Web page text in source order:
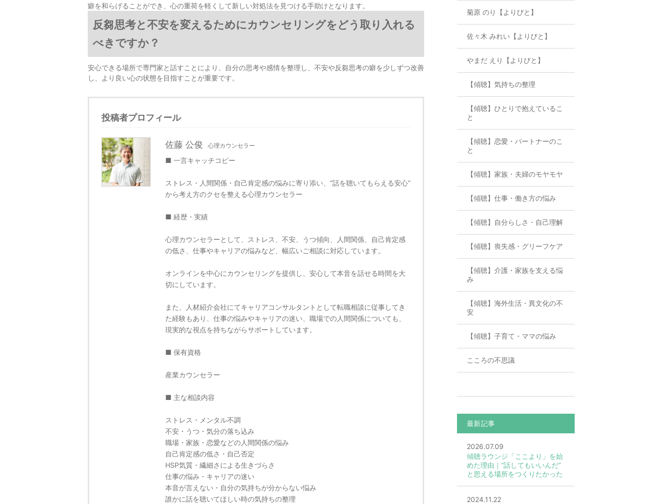
癖を和らげることができ、心の重荷を軽くして新しい対処法を見つける手助けとなります。
反芻思考と不安を変えるためにカウンセリングをどう取り入れる
べきですか？
安心できる場所で専門家と話すことにより、自分の思考や感情を整理し、不安や反芻思考の癖を少しずつ改善
し、より良い心の状態を目指すことが重要です。
投稿者プロフィール
佐藤 公俊 心理カウンセラー
■ 一言キャッチコピー
ストレス・人間関係・自己肯定感の悩みに寄り添い、“話を聴いてもらえる安心”
から考え方のクセを整える心理カウンセラー
■ 経歴・実績
心理カウンセラーとして、ストレス、不安、うつ傾向、人間関係、自己肯定感
の低さ、仕事やキャリアの悩みなど、幅広いご相談に対応しています。
オンラインを中心にカウンセリングを提供し、安心して本音を話せる時間を大
切にしています。
また、人材紹介会社にてキャリアコンサルタントとして転職相談に従事してき
た経験もあり、仕事の悩みやキャリアの迷い、職場での人間関係についても、
現実的な視点を持ちながらサポートしています。
■ 保有資格
産業カウンセラー
■ 主な相談内容
ストレス・メンタル不調
不安・うつ・気分の落ち込み
職場・家族・恋愛などの人間関係の悩み
自己肯定感の低さ・自己否定
HSP気質・繊細さによる生きづらさ
仕事の悩み・キャリアの迷い
本音が言えない・自分の気持ちが分からない悩み
誰かに話を聴いてほしい時の気持ちの整理
菊原 のり【よりびと】
佐々木 みれい【よりびと】
やまだ えり【よりびと】
【傾聴】気持ちの整理
【傾聴】ひとりで抱えているこ
と
【傾聴】恋愛・パートナーのこ
と
【傾聴】家族・夫婦のモヤモヤ
【傾聴】仕事・働き方の悩み
【傾聴】自分らしさ・自己理解
【傾聴】喪失感・グリーフケア
【傾聴】介護・家族を支える悩
み
【傾聴】海外生活・異文化の不
安
【傾聴】子育て・ママの悩み
こころの不思議
最新記事
2026.07.09
傾聴ラウンジ「ここより」を始
めた理由｜“話してもいいんだ”
と思える場所をつくりたかった
2024.11.22